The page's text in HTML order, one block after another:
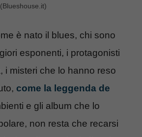
è nato il blues, chi sono
esponenti, i protagonisti
i misteri che lo hanno reso
come la leggenda de
e gli album che lo
non resta che recarsi